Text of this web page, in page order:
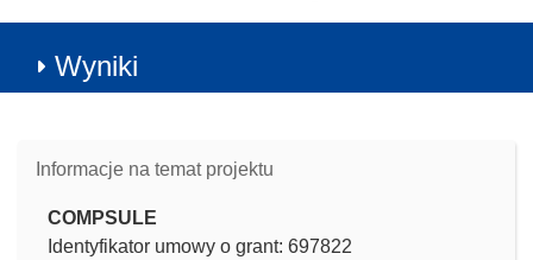
Wyniki
Informacje na temat projektu
COMPSULE
Identyfikator umowy o grant: 697822